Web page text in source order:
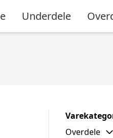
Underdele
Overdele